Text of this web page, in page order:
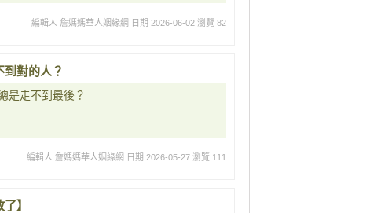
編輯人 詹媽媽華人姻緣網 日期 2026-06-02 瀏覽 82
到對的人？
是走不到最後？
編輯人 詹媽媽華人姻緣網 日期 2026-05-27 瀏覽 111
】